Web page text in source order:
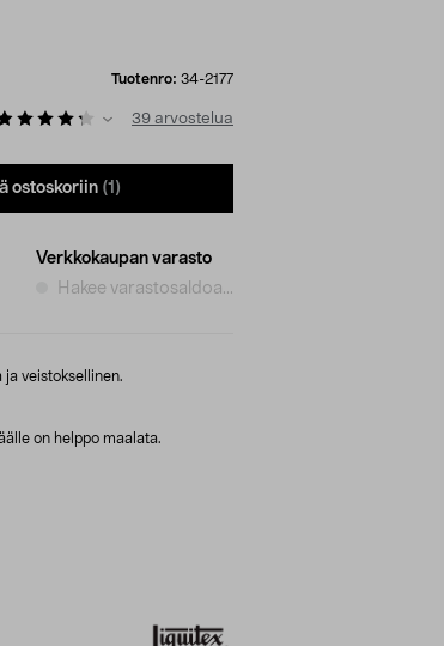
Tuotenro: 34-2177
39 arvostelua
ostoskoriin (1)
Verkkokaupan varasto
Hakee varastosaldoa...
ja veistoksellinen.
on helppo maalata.